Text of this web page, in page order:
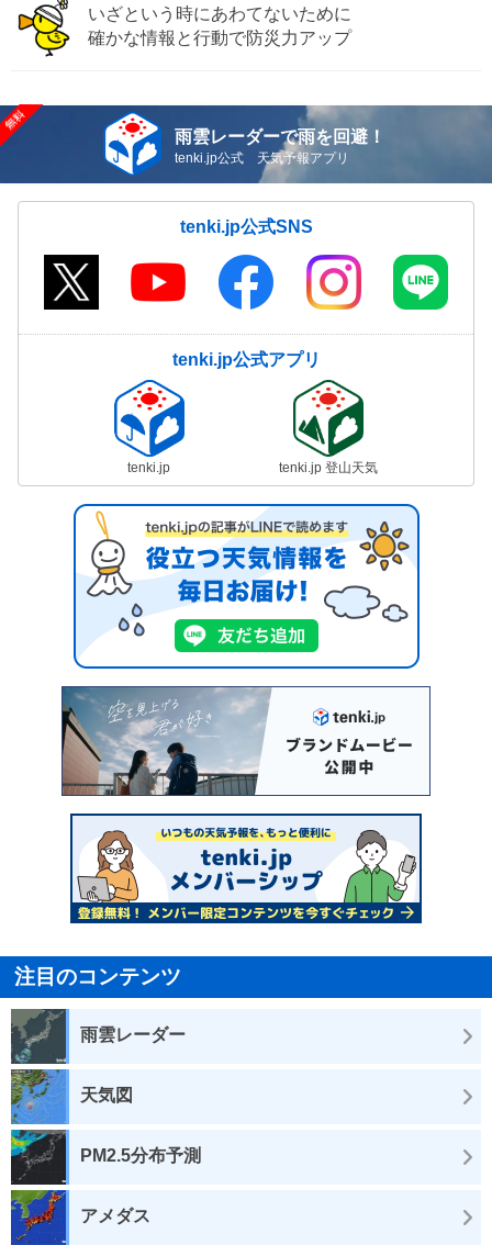
いざという時にあわてないために
確かな情報と行動で防災力アップ
雨雲レーダーで雨を回避！
tenki.jp公式 天気予報アプリ
tenki.jp公式SNS
tenki.jp公式アプリ
tenki.jp tenki.jp 登山天気
注目のコンテンツ
雨雲レーダー
天気図
PM2.5分布予測
アメダス